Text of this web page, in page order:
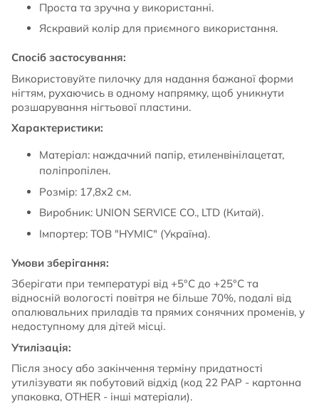
Проста та зручна у використанні.
Яскравий колір для приємного використання.
Спосіб застосування:
Використовуйте пилочку для надання бажаної форми
нігтям, рухаючись в одному напрямку, щоб уникнути
розшарування нігтьової пластини.
Характеристики:
Матеріал: наждачний папір, етиленвінілацетат,
поліпропілен.
Розмір: 17,8х2 см.
Виробник: UNION SERVICE CO., LTD (Китай).
Імпортер: ТОВ "НУМІС" (Україна).
Умови зберігання:
Зберігати при температурі від +5°C до +25°C та
відносній вологості повітря не більше 70%, подалі від
опалювальних приладів та прямих сонячних променів, у
недоступному для дітей місці.
Утилізація:
Після зносу або закінчення терміну придатності
утилізувати як побутовий відхід (код 22 PAP - картонна
упаковка, OTHER - інші матеріали).